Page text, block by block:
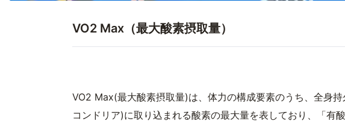
VO2 Max（最大酸素摂取量）
VO2 Max(最大酸素摂取量)は、体力の構成要素のうち、全身
コンドリア)に取り込まれる酸素の最大量を表しており、「有